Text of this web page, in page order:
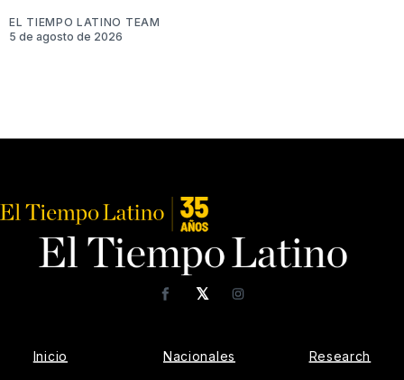
EL TIEMPO LATINO TEAM
5 de agosto de 2026
𝕏
FacebookInstagram
Inicio Nacionales Research